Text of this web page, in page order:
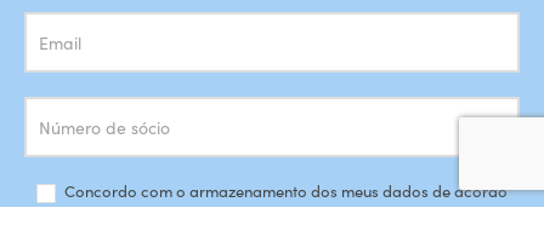
Concordo com o armazenamento dos meus dados de acordo
com aPolítica de Privacidade